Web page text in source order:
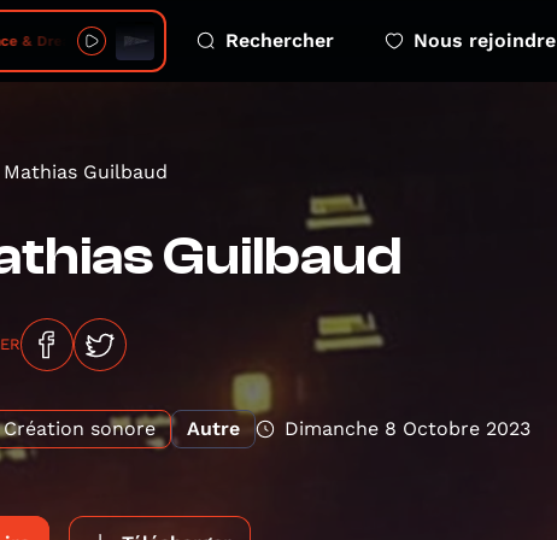
06 - s05 e04 free greenland kalaallit nunaat
Rechercher Nous rejoindre
Mathias Guilbaud
Guilbaud
Création sonore Autre Dimanche 8 Octobre 2023